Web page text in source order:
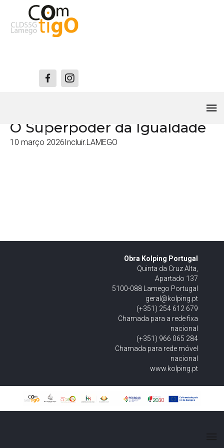
Incluir.LAMEGO
O Superpoder da Igualdade
10 março 2026Incluir.LAMEGO
Obra Kolping Portugal
Quinta da Cruz Alta,
Apartado 137
5100-088 Lamego Portugal
geral@kolping.pt
(+351) 254 612 679
Chamada para a rede fixa
nacional
(+351) 966 065 284
Chamada para rede móvel
nacional
www.kolping.pt